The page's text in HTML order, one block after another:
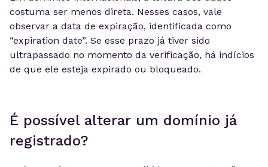
costuma ser menos direta. Nesses casos, vale
observar a data de expiração, identificada como
“expiration date”. Se esse prazo já tiver sido
ultrapassado no momento da verificação, há indícios
de que ele esteja expirado ou bloqueado.
É possível alterar um domínio já
registrado?